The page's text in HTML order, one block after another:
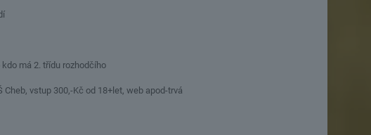
má 2. třídu rozhodčího
vstup 300,-Kč od 18+let, web apod-trvá